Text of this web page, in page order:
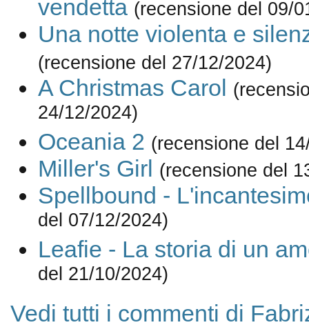
vendetta (recensione del 09/
Una notte violenta e
(recensione del 27/12/2024)
A Christmas Carol
24/12/2024)
Oceania 2 (recensione del
Miller's Girl (recensione del
Spellbound -
del 07/12/2024)
Leafie - La storia di un
del 21/10/2024)
Vedi tutti i commenti di